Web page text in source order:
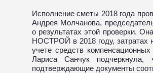
Исполнение сметы 2018 года
Андрея Молчанова,
о результатах этой проверки.
НОСТРОЙ в 2018 году, затратах
учете средств
Лариса Санчук подчеркнула,
подтверждающие документы